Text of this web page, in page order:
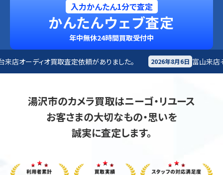
入力かんたん1分で査定
かんたんウェブ査定
年中無休24時間買取受付中
頼がありました。 2026年8月6日 富山来店 その他買取査定依頼があ
湯沢市のカメラ買取はニーゴ・リユース
お客さまの大切なもの・思いを
誠実に査定します。